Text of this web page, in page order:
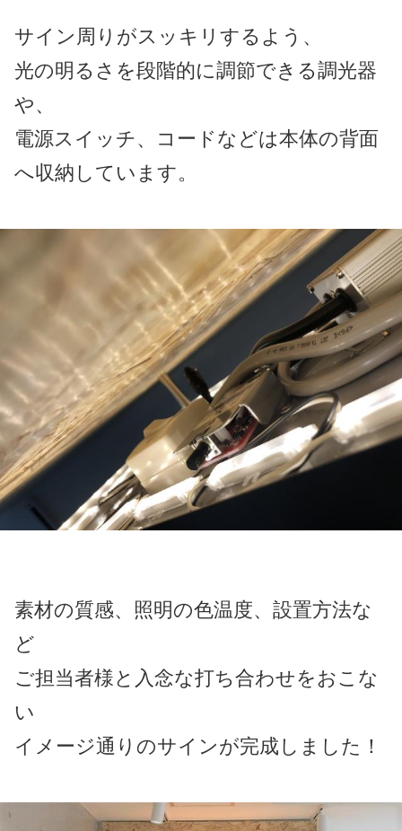
サイン周りがスッキリするよう、
光の明るさを段階的に調節できる調光器
や、
電源スイッチ、コードなどは本体の背面
へ収納しています。
素材の質感、照明の色温度、設置方法な
ど
ご担当者様と入念な打ち合わせをおこな
い
イメージ通りのサインが完成しました！